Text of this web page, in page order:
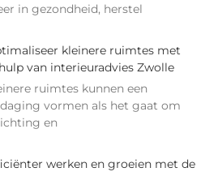
in gezondheid, herstel
kleinere ruimtes met
van interieuradvies Zwolle
ruimtes kunnen een
vormen als het gaat om
en
werken en groeien met de